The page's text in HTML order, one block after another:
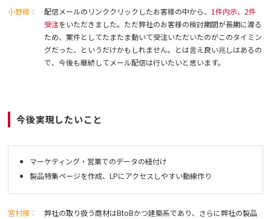
小野様： 配信メールのリンククリックしたお客様の中から、 1件内示、2件
受注をいただきました。ただ弊社のお客様の検討期間が長期に渡る
ため、案件としてたまたま動いて受注いただいたのがこのタイミン
グだった、というだけかもしれません。とは言え良い兆しはあるの
で、今後も継続してメール配信は行いたいと思います。
今後実現したいこと
マーケティング・営業でのデータの紐付け
製品特集ページを作成、LPにアクセスしやすい動線作り
宮村様：
弊社の取り扱う商材はBtoBかつ建築系であり、さらに弊社の製品